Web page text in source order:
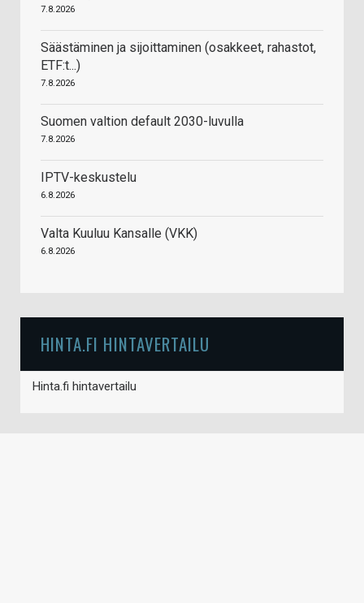
7.8.2026
Säästäminen ja sijoittaminen (osakkeet, rahastot,
ETF:t...)
7.8.2026
Suomen valtion default 2030-luvulla
7.8.2026
IPTV-keskustelu
6.8.2026
Valta Kuuluu Kansalle (VKK)
6.8.2026
HINTA.FI HINTAVERTAILU
Hinta.fi hintavertailu